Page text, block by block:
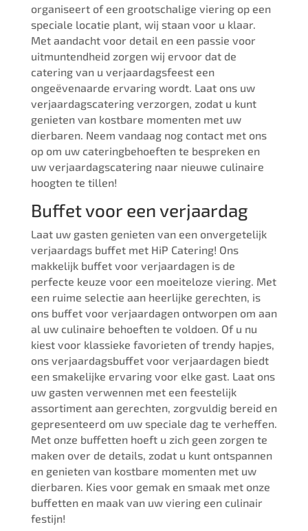
organiseert of een grootschalige viering op een
speciale locatie plant, wij staan ​​voor u klaar.
Met aandacht voor detail en een passie voor
uitmuntendheid zorgen wij ervoor dat de
catering van u verjaardagsfeest een
ongeëvenaarde ervaring wordt. Laat ons uw
verjaardagscatering verzorgen, zodat u kunt
genieten van kostbare momenten met uw
dierbaren. Neem vandaag nog contact met ons
op om uw cateringbehoeften te bespreken en
uw verjaardagscatering naar nieuwe culinaire
hoogten te tillen!
Buffet voor een verjaardag
Laat uw gasten genieten van een onvergetelijk
verjaardags buffet met HiP Catering! Ons
makkelijk buffet voor verjaardagen is de
perfecte keuze voor een moeiteloze viering. Met
een ruime selectie aan heerlijke gerechten, is
ons buffet voor verjaardagen ontworpen om aan
al uw culinaire behoeften te voldoen. Of u nu
kiest voor klassieke favorieten of trendy hapjes,
ons verjaardagsbuffet voor verjaardagen biedt
een smakelijke ervaring voor elke gast. Laat ons
uw gasten verwennen met een feestelijk
assortiment aan gerechten, zorgvuldig bereid en
gepresenteerd om uw speciale dag te verheffen.
Met onze buffetten hoeft u zich geen zorgen te
maken over de details, zodat u kunt ontspannen
en genieten van kostbare momenten met uw
dierbaren. Kies voor gemak en smaak met onze
buffetten en maak van uw viering een culinair
festijn!